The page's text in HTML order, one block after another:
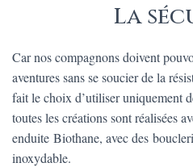
La
Car nos compagnons doivent
aventures sans se soucier de la
fait le choix d’utiliser uniquement
toutes les créations sont réalisées
enduite Biothane, avec des
inoxydable.